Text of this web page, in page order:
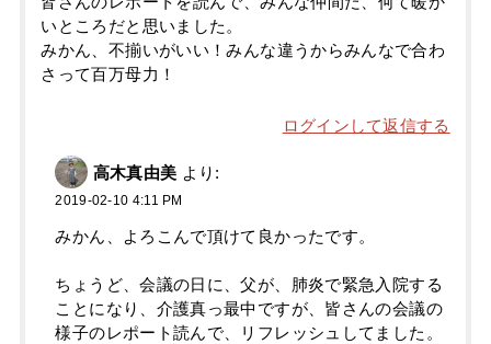
いところだと思いました。
みかん、不揃いがいい！みんな違うからみんなで合わ
さって百万母力！
ログインして返信する
高木真由美 より:
2019-02-10 4:11 PM
みかん、よろこんで頂けて良かったです。
ちょうど、会議の日に、父が、肺炎で緊急入院する
ことになり、介護真っ最中ですが、皆さんの会議の
様子のレポート読んで、リフレッシュしてました。